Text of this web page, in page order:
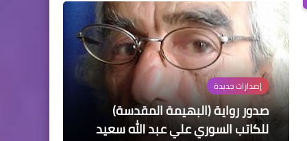
إصدارات جديدة
صدور رواية (البهيمة المقدسة)
للكاتب السوري علي عبد الله سعيد
سلايدر رئيسي
من وحي میلینا مطانيوس .. المرأة لا
تفشل
سلايدر رئيسي
تشارلز سيميك: صوتٌ ينطق بالمنفى
والأميركية معاً
فنون
فرويد على «نتفليكس» سيرة
متخيّلة للتشويق
سلايدر رئيسي
ندبة في قصيدة متواضعة